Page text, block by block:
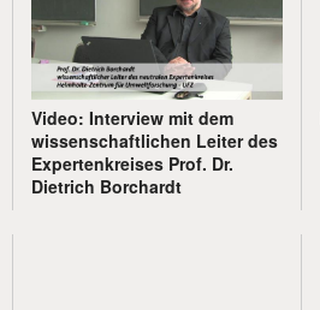
Video: Interview mit dem
wissenschaftlichen Leiter des
Expertenkreises Prof. Dr.
Dietrich Borchardt